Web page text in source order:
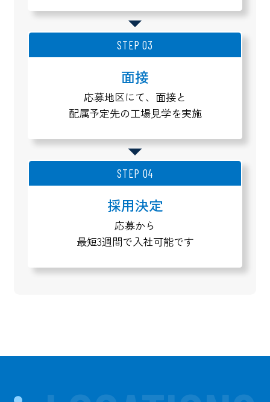
STEP 03
面接
応募地区にて、面接と
配属予定先の工場見学を実施
STEP 04
採用決定
応募から
最短3週間で入社可能です